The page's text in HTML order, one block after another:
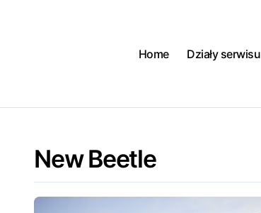
Home
Działy serwisu
New Beetle